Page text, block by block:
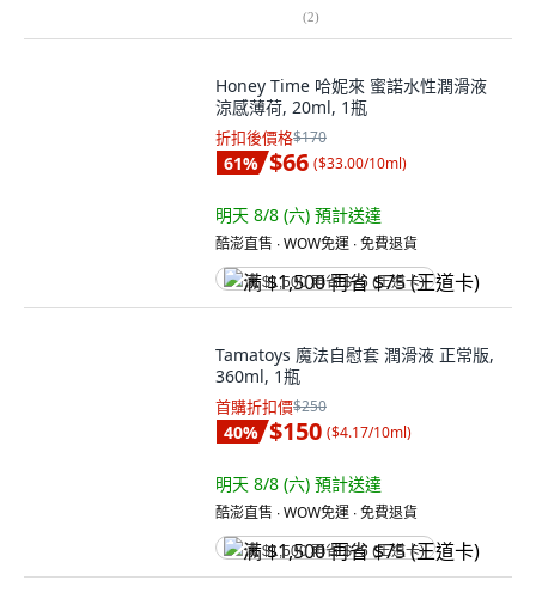
(2)
Honey Time 哈妮來 蜜諾水性潤滑液
涼感薄荷, 20ml, 1瓶
折扣後價格$170
61% $66 ($33.00/10ml)
明天 8/8 (六) 預計送達
酷澎直售 ∙ WOW免運 ∙ 免費退貨
满 $1,500 再省 $75 (王道卡)
Tamatoys 魔法自慰套 潤滑液 正常版,
360ml, 1瓶
首購折扣價$250
40% $150 ($4.17/10ml)
明天 8/8 (六) 預計送達
酷澎直售 ∙ WOW免運 ∙ 免費退貨
满 $1,500 再省 $75 (王道卡)